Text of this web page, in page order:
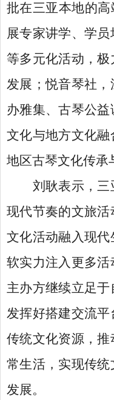
批在三亚本地的
展专家讲学、学
等多元化活动，
发展；悦音琴社
办雅集、古琴公
文化与地方文化
地区古琴文化传承
刘耿表示，
现代节奏的文旅
文化活动融入现
软实力注入更多
主办方继续立足于
发挥好搭建交流
传统文化资源，推
常生活，实现传
发展。